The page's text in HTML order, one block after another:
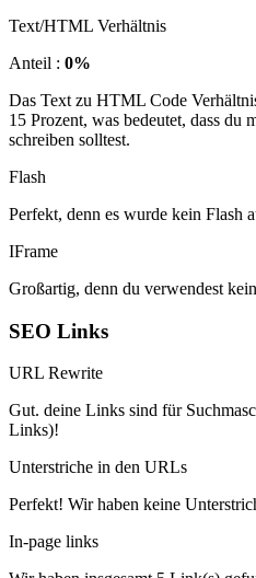
Text/HTML Verhältnis
Anteil : 0%
Das Text zu HTML Code
15 Prozent, was bedeutet, dass du
schreiben solltest.
Flash
Perfekt, denn es wurde kein Flash
IFrame
Großartig, denn du verwendest
SEO Links
URL Rewrite
Gut. deine Links sind für
Links)!
Unterstriche in den URLs
Perfekt! Wir haben keine
In-page links